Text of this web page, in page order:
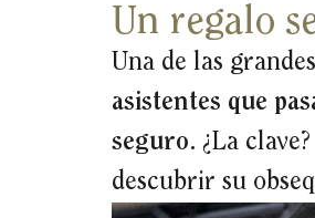
Un regalo
Una de las
asistentes que
seguro. ¿La
descubrir su